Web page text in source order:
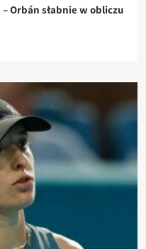
Orbán słabnie w obliczu